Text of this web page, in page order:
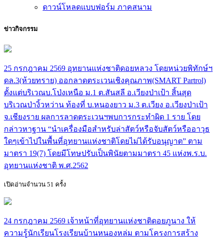
ดาวน์โหลดแบบฟอร์ม ภาคสนาม
ข่าวกิจกรรม
25 กรกฎาคม 2569 อุทยานแห่งชาติดอยหลวง โดยหน่วยพิทักษ์ฯ
ดล.3(ห้วยทราย) ออกลาดตระเวนเชิงคุณภาพ(SMART Partrol)
ตั้งแต่บริเวณบ.โป่งเหนือ ม.1 ต.สันสลี อ.เวียงป่าเป้า สิ้นสุด
บริเวณป่างิ้วหว่าน ท้องที่ บ.หนองยาว ม.3 ต.เวียง อ.เวียงป่าเป้า
จ.เชียงราย ผลการลาดตระเวนฯพบการกระทำผิด 1 ราย โดย
กล่าวหาฐาน “นำเครื่องมือสำหรับล่าสัตว์หรือจับสัตว์หรืออาวุธ
ใดๆเข้าไปในพื้นที่อุทยานแห่งชาติโดยไม่ได้รับอนุญาต” ตาม
มาตรา 19(7) โดยมีโทษปรับเป็นพินัยตามมาตรา 45 แห่งพ.ร.บ.
อุทยานแห่งชาติ พ.ศ.2562
เปิดอ่านจำนวน 51 ครั้ง
24 กรกฎาคม 2569 เจ้าหน้าที่อุทยานแห่งชาติดอยภูนาง ให้
ความรู้นักเรียนโรงเรียนบ้านหนองหล่ม ตามโครงการสร้าง